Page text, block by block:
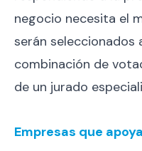
negocio necesita el
serán seleccionados
combinación de
de un jurado
Empresas que